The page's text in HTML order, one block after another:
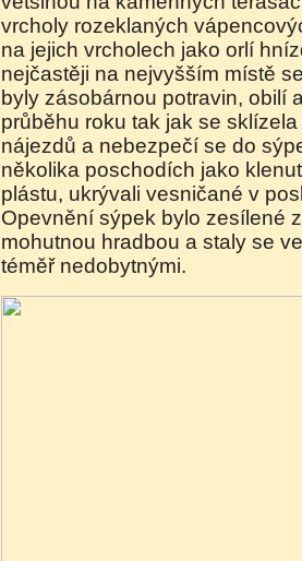
vrcholy rozeklaných
na jejich vrcholech jako orlí
nejčastěji na nejvyšším místě
byly zásobárnou potravin, obilí
průběhu roku tak jak se
nájezdů a nebezpečí se do
několika poschodích jako
plástu, ukrývali vesničané v
Opevnění sýpek bylo zesílené
mohutnou hradbou a staly se
téměř nedobytnými.